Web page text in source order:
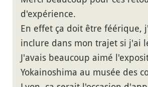
d'expérience.
En effet ça doit être féérique,
inclure dans mon trajet si j'ai
J'avais beaucoup aimé
Yokainoshima au musée des